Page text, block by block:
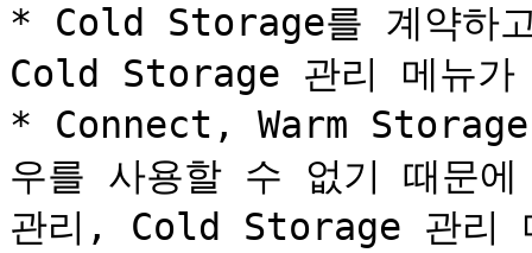
* Cold Storage를 계약하
Cold Storage 관리 메뉴가
* Connect, Warm
우를 사용할 수 없기 때문
관리, Cold Storage 관리